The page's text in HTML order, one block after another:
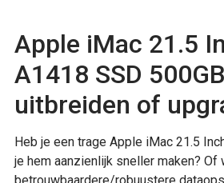
Apple iMac 21.5
A1418 SSD 500GB
uitbreiden of
Heb je een trage Apple iMac 21.5
je hem aanzienlijk sneller maken? Of
betrouwbaardere/robuustere